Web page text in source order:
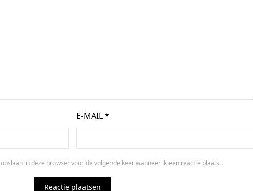
E-MAIL*
in deze browser voor de volgende keer wanneer ik een reactie plaats.